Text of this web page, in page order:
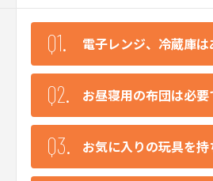
電子レンジ、冷蔵庫は
常温保存可能な飲食物
お昼寝用の布団は必要
お気に入りの玩具を